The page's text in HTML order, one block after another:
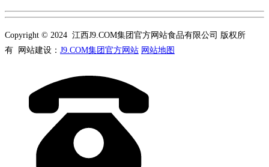
Copyright © 2024 江西J9.COM集团官方网站食品有限公司 版权所
有 网站建设： J9.COM集团官方网站 网站地图